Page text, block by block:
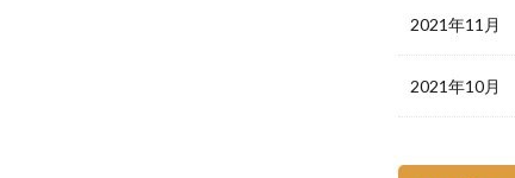
2021年11月
2021年10月